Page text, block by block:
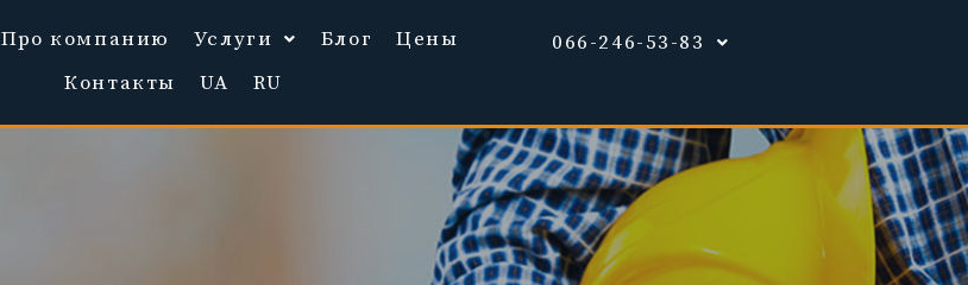
Про компанию Услуги Блог
Цены
Контакты
UA RU
066-246-53-83